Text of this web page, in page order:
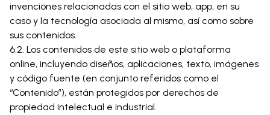
invenciones relacionadas con el sitio web, app, en su
caso y la tecnología asociada al mismo, así como sobre
sus contenidos.
6.2. Los contenidos de este sitio web o plataforma
online, incluyendo diseños, aplicaciones, texto, imágenes
y código fuente (en conjunto referidos como el
“Contenido”), están protegidos por derechos de
propiedad intelectual e industrial.